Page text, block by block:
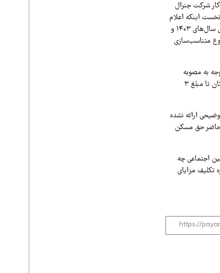
شرکت جنرال
اینکه اعلام
شده «اصل مستمری» افزایش می‌یابد، در حالی که اصل مستمری شامل مستمری به‌علاوه متناسب‌سازی سال‌های ۱۴۰۳ و
متناسب‌سازی
به مصوبه
شورای عالی کار، لازم است سازمان تأمین اجتماعی اقدامات لازم را برای افزایش حق مسکن بازنشستگان تا مبلغ ۳
ارائه نشده
حاضر حق مسکن
اجتماعی چه
تکلیف مزایای